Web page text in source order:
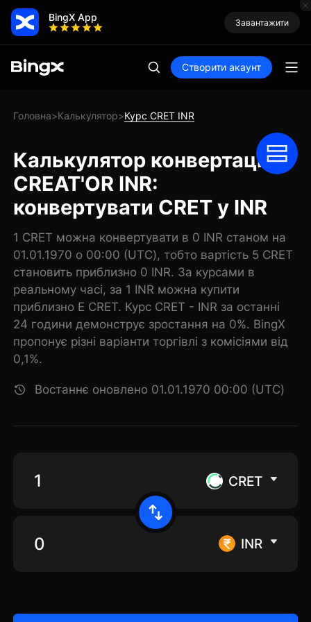
BingX App Завантажити
Створити акаунт
Головна>Калькулятор>Курс CRET INR
Калькулятор конвертації
CREAT'OR INR:
конвертувати CRET у INR
1 CRET можна конвертувати в 0 INR станом на
01.01.1970 о 00:00 (UTC), тобто вартість 5 CRET
становить приблизно 0 INR. За курсами в
реальному часі, за 1 INR можна купити
приблизно E CRET. Курс CRET - INR за останні
24 години демонструє зростання на 0%. BingX
пропонує різні варіанти торгівлі з комісіями від
0,1%.
Востаннє оновлено 01.01.1970 00:00 (UTC)
CRET
INR